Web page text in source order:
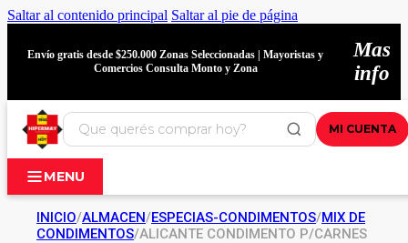
Saltar al contenido principal Saltar al pie de página
Envío gratis desde $250.000 Zonas Seleccionadas | Mayoristas y
Comercios Consulta Monto y Zona
Mas
info
MI CUENTA
MENU
INICIO/ALMACEN/ESPECIAS-CONDIMENTOS/MIX DE
CONDIMENTOS/ALICANTE CONDIMENTO P/CARNES